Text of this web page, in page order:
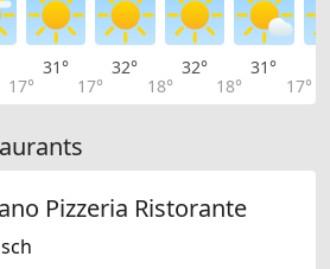
17°
31°
17°
32°
18°
32°
18°
31°
17°
Pizzeria Ristorante